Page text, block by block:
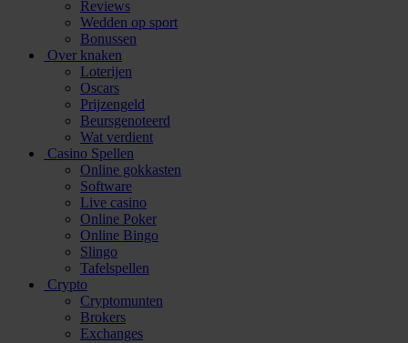
Reviews
Wedden op sport
Bonussen
Over knaken
Loterijen
Oscars
Prijzengeld
Beursgenoteerd
Wat verdient
Casino Spellen
Online gokkasten
Software
Live casino
Online Poker
Online Bingo
Slingo
Tafelspellen
Crypto
Cryptomunten
Brokers
Exchanges